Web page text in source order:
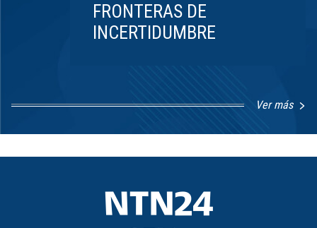
FRONTERAS DE
INCERTIDUMBRE
Ver más
1
8